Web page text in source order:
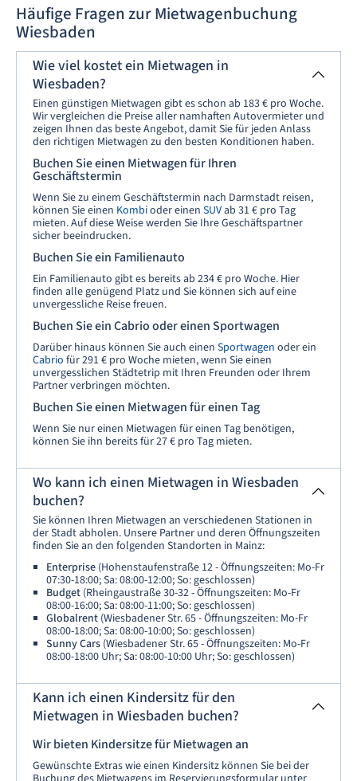
Häufige Fragen zur Mietwagenbuchung
Wiesbaden
Wie viel kostet ein Mietwagen in
Wiesbaden?
Einen günstigen Mietwagen gibt es schon ab 183 € pro Woche.
Wir vergleichen die Preise aller namhaften Autovermieter und
zeigen Ihnen das beste Angebot, damit Sie für jeden Anlass
den richtigen Mietwagen zu den besten Konditionen haben.
Buchen Sie einen Mietwagen für Ihren
Geschäftstermin
Wenn Sie zu einem Geschäftstermin nach Darmstadt reisen,
können Sie einen Kombioder einen SUVab 31 € pro Tag
mieten. Auf diese Weise werden Sie Ihre Geschäftspartner
sicher beeindrucken.
Buchen Sie ein Familienauto
Ein Familienauto gibt es bereits ab 234 € pro Woche. Hier
finden alle genügend Platz und Sie können sich auf eine
unvergessliche Reise freuen.
Buchen Sie ein Cabrio oder einen Sportwagen
Darüber hinaus können Sie auch einen Sportwagen oder ein
Cabrio für 291 € pro Woche mieten, wenn Sie einen
unvergesslichen Städtetrip mit Ihren Freunden oder Ihrem
Partner verbringen möchten.
Buchen Sie einen Mietwagen für einen Tag
Wenn Sie nur einen Mietwagen für einen Tag benötigen,
können Sie ihn bereits für 27 € pro Tag mieten.
Wo kann ich einen Mietwagen in Wiesbaden
buchen?
Sie können Ihren Mietwagen an verschiedenen Stationen in
der Stadt abholen. Unsere Partner und deren Öffnungszeiten
finden Sie an den folgenden Standorten in Mainz:
Enterprise (Hohenstaufenstraße 12 - Öffnungszeiten: Mo-Fr
07:30-18:00; Sa: 08:00-12:00; So: geschlossen)
Budget (Rheingaustraße 30-32 - Öffnungszeiten: Mo-Fr
08:00-16:00; Sa: 08:00-11:00; So: geschlossen)
Globalrent (Wiesbadener Str. 65 - Öffnungszeiten: Mo-Fr
08:00-18:00; Sa: 08:00-10:00; So: geschlossen)
Sunny Cars (Wiesbadener Str. 65 - Öffnungszeiten: Mo-Fr
08:00-18:00 Uhr; Sa: 08:00-10:00 Uhr; So: geschlossen)
Kann ich einen Kindersitz für den
Mietwagen in Wiesbaden buchen?
Wir bieten Kindersitze für Mietwagen an
Gewünschte Extras wie einen Kindersitz können Sie bei der